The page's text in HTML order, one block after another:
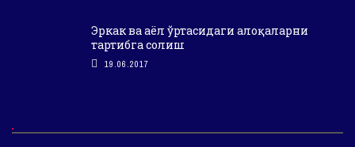
Эркак ва аёл ўртасидаги алоқаларни
тартибга солиш
19.06.2017